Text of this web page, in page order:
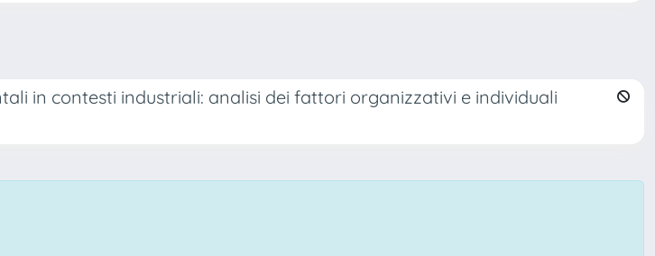
in contesti industriali: analisi dei fattori organizzativi e individuali